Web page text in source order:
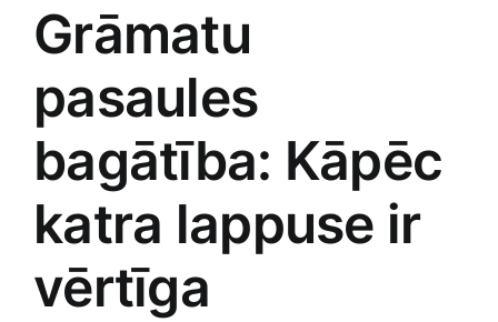
Preces birojam
Preces pieaugušajiem
Rotaļlietas, bērnu preces
Smaržas, kosmētika
Grāmatu
pasaules ​
bagātība: Kāpēc
katra lappuse‍ ir
vērtīga